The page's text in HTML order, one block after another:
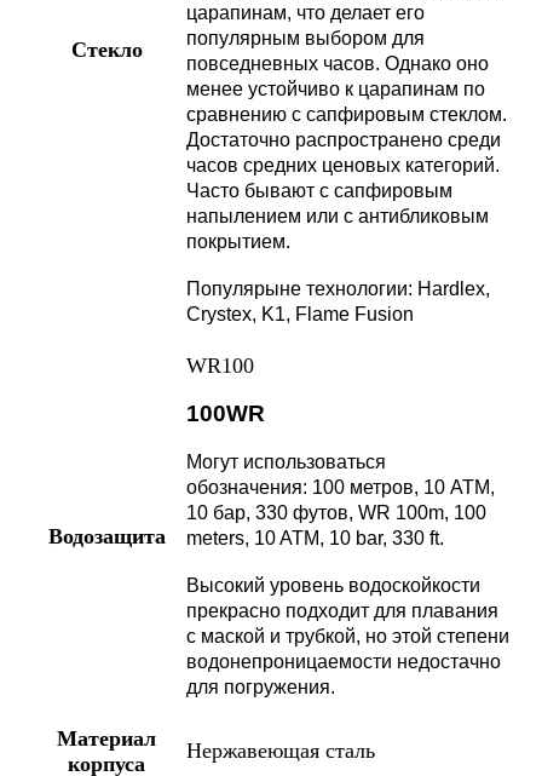
Стекло
царапинам, что делает его
популярным выбором для
повседневных часов. Однако оно
менее устойчиво к царапинам по
сравнению с сапфировым стеклом.
Достаточно распространено среди
часов средних ценовых категорий.
Часто бывают с сапфировым
напылением или с антибликовым
покрытием.
Популярыне технологии: Hardlex,
Crystex, K1, Flame Fusion
Водозащита
WR100
100WR
Могут использоваться
обозначения: 100 метров, 10 АТМ,
10 бар, 330 футов, WR 100m, 100
meters, 10 ATM, 10 bar, 330 ft.
Высокий уровень водоскойкости
прекрасно подходит для плавания
с маской и трубкой, но этой степени
водонепроницаемости недостачно
для погружения.
Материал
корпуса
Нержавеющая сталь